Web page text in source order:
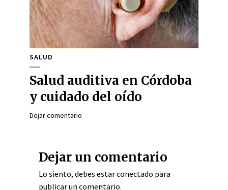
SALUD
Salud auditiva en Córdoba
y cuidado del oído
Dejar comentario
Dejar un comentario
Lo siento, debes estarconectado para
publicar un comentario.